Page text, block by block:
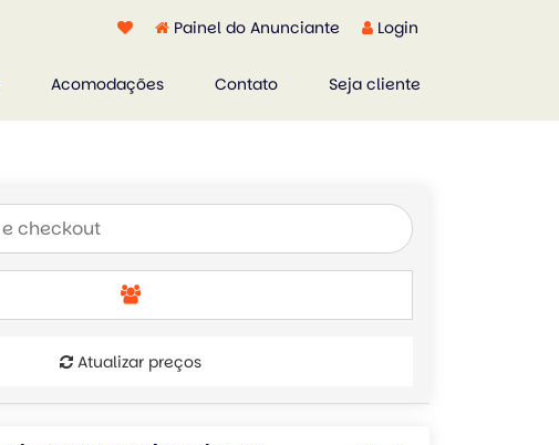
Painel do Anunciante Login
Acomodações Contato Seja cliente
Atualizar preços